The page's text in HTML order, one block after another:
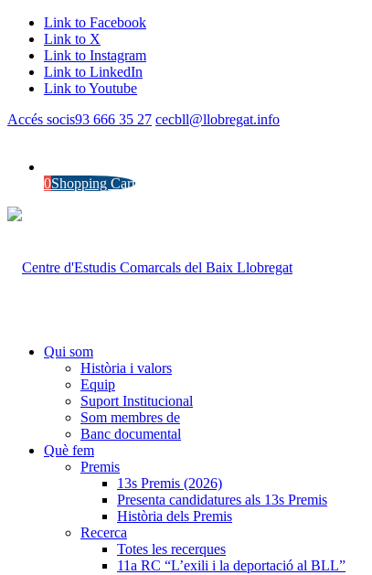
Link to Facebook
Link to X
Link to Instagram
Link to LinkedIn
Link to Youtube
Accés socis93 666 35 27 cecbll@llobregat.info
0Shopping Cart
Qui som
Història i valors
Equip
Suport Institucional
Som membres de
Banc documental
Què fem
Premis
13s Premis (2026)
Presenta candidatures als 13s Premis
Història dels Premis
Recerca
Totes les recerques
11a RC “L’exili i la deportació al BLL”